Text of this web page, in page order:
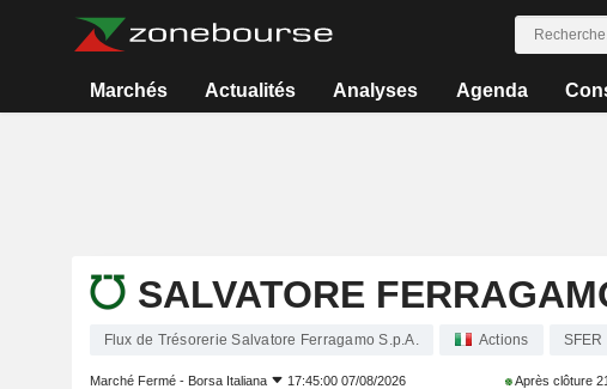
Marchés Actualités Analyses Agenda
SALVATORE
Flux de Trésorerie Salvatore Ferragamo S.p.A. Actions SFER
Marché Fermé - Borsa Italiana 17:45:00 07/08/2026 Après clôture